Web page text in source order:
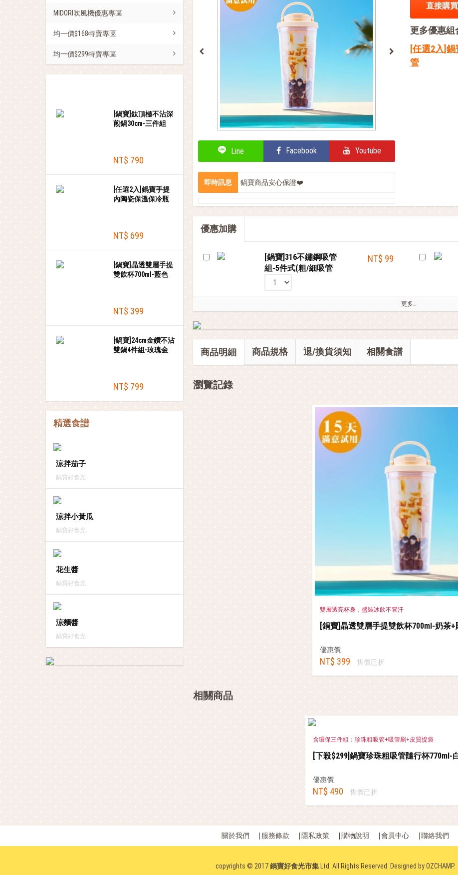
MIDORI吹風機優惠專區
均一價$168特賣專區
均一價$299特賣專區
[鍋寶]鈦頂極不沾深
煎鍋30cm-三件組
NT$ 790
[任選2入]鍋寶手提
內陶瓷保溫保冷瓶
NT$ 699
[鍋寶]晶透雙層手提
雙飲杯700ml-藍色
NT$ 399
[鍋寶]24cm金鑽不沾
雙鍋4件組-玫瑰金
NT$ 799
精選食譜
涼拌茄子
鍋寶好食光
涼拌小黃瓜
鍋寶好食光
花生醬
鍋寶好食光
涼麵醬
鍋寶好食光
Line Facebook Youtube
即時訊息
鍋寶商品安心保證❤️
直接購買
更多優惠組
[任選2入]
管
優惠加購
[鍋寶]316不鏽鋼吸管
組-5件式(粗/細吸管
+清潔刷+封膜刀片+束
NT$ 99
更多…
商品明細 商品規格 退/換貨須知 相關食譜
瀏覽記錄
雙層透亮杯身，盛裝冰飲不冒汗
[鍋寶]晶透雙層手提雙飲杯700ml-奶茶
優惠價
NT$ 399 售價已折
相關商品
含環保三件組：珍珠粗吸管+吸管刷+皮質提袋
[下殺$299]鍋寶珍珠粗吸管隨行杯770ml-
優惠價
NT$ 490 售價已折
關於我們 服務條款 隱私政策 購物說明 會員中心 聯絡我們
copyrights © 2017鍋寶好食光市集Ltd. All Rights Reserved. Designed byOZCHAMP.